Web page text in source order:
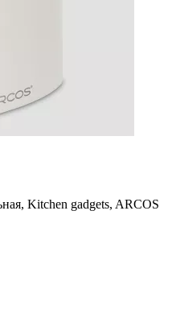
Kitchen gadgets, ARCOS